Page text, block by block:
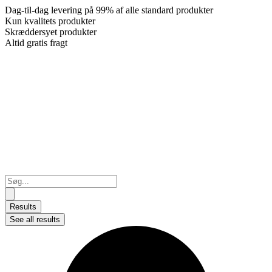
Dag-til-dag levering på 99% af alle standard produkter
Kun kvalitets produkter
Skræddersyet produkter
Altid gratis fragt
Search
...
Results
See all results